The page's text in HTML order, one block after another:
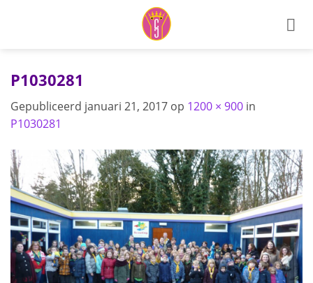
P1030281
Gepubliceerd januari 21, 2017 op 1200 × 900 in
P1030281